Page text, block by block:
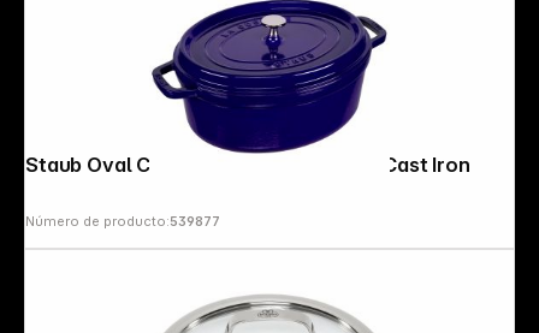
Staub Oval Cocotte, 31cm Dark Blue, Cast Iron
Número de producto:539877